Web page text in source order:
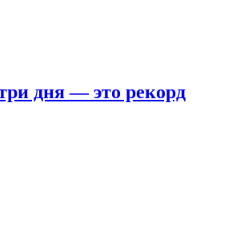
дня — это рекорд